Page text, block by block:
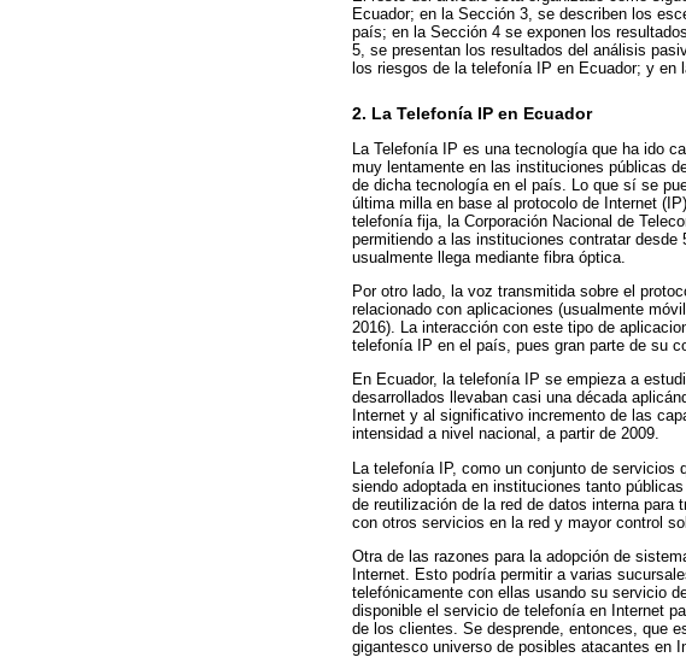
Ecuador; en la Sección 3, se describen los
país; en la Sección 4 se exponen los
5, se presentan los resultados del análisis
los riesgos de la telefonía IP en Ecuador; y
2. La Telefonía IP en Ecuador
La Telefonía IP es una tecnología que ha ido
muy lentamente en las instituciones públicas
de dicha tecnología en el país. Lo que sí se
última milla en base al protocolo de Internet
telefonía fija, la Corporación Nacional de
permitiendo a las instituciones contratar
usualmente llega mediante fibra óptica.
Por otro lado, la voz transmitida sobre el
relacionado con aplicaciones (usualmente
2016). La interacción con este tipo de
telefonía IP en el país, pues gran parte de su
En Ecuador, la telefonía IP se empieza a
desarrollados llevaban casi una década
Internet y al significativo incremento de las
intensidad a nivel nacional, a partir de 2009.
La telefonía IP, como un conjunto de servicios
siendo adoptada en instituciones tanto
de reutilización de la red de datos interna
con otros servicios en la red y mayor control
Otra de las razones para la adopción de
Internet. Esto podría permitir a varias
telefónicamente con ellas usando su servicio
disponible el servicio de telefonía en Internet
de los clientes. Se desprende, entonces, que
gigantesco universo de posibles atacantes en